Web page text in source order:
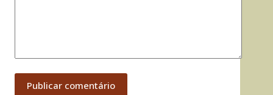
Publicar comentário